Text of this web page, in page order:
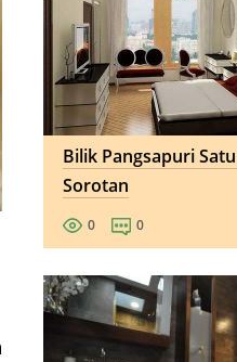
Bilik Pangsapuri
Sorotan
0 0